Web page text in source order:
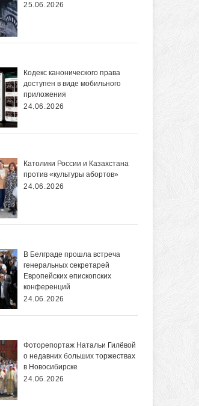
25.06.2026
Кодекс канонического права
доступен в виде мобильного
приложения
24.06.2026
Католики России и Казахстана
против «культуры абортов»
24.06.2026
В Белграде прошла встреча
генеральных секретарей
Европейских епископских
конференций
24.06.2026
Фоторепортаж Натальи Гилёвой
о недавних больших торжествах
в Новосибирске
24.06.2026